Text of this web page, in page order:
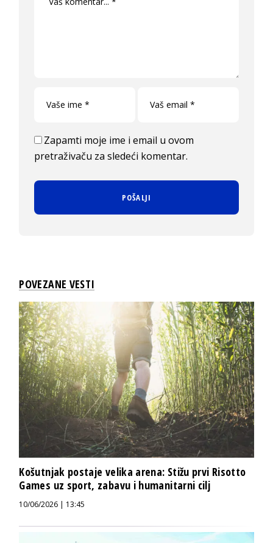
Zapamti moje ime i email u ovom
pretraživaču za sledeći komentar.
POVEZANE VESTI
Košutnjak postaje velika arena: Stižu prvi Risotto
Games uz sport, zabavu i humanitarni cilj
10/06/2026 | 13:45